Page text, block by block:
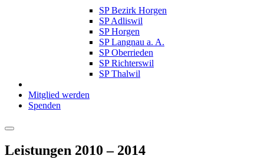
SP Bezirk Horgen
SP Adliswil
SP Horgen
SP Langnau a. A.
SP Oberrieden
SP Richterswil
SP Thalwil
Mitglied werden
Spenden
Leistungen 2010 – 2014